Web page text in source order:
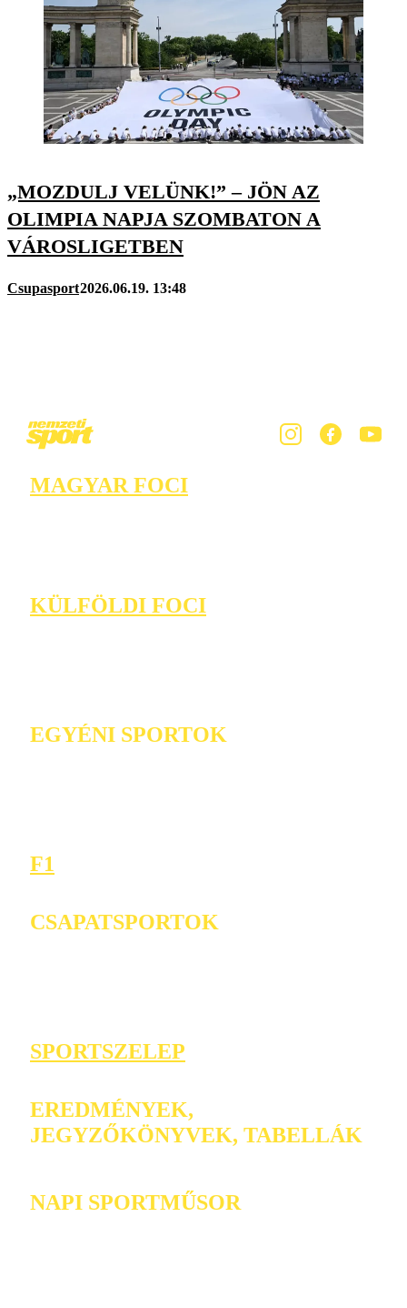
„MOZDULJ VELÜNK!” – JÖN AZ
OLIMPIA NAPJA SZOMBATON A
VÁROSLIGETBEN
Csupasport2026.06.19. 13:48
MAGYAR FOCI
KÜLFÖLDI FOCI
EGYÉNI SPORTOK
F1
CSAPATSPORTOK
SPORTSZELEP
EREDMÉNYEK,
JEGYZŐKÖNYVEK, TABELLÁK
NAPI SPORTMŰSOR